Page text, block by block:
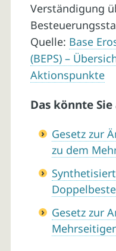
Verständigung
Quelle: Base
(BEPS) –
Aktionspunkte
Das könnte
Gesetz zur
zu dem
Gesetz zur